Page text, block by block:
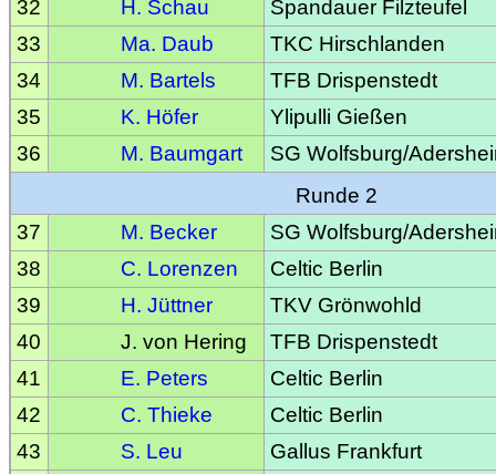
32 H. Schau
Spandauer Filzteufel
33
Ma. Daub
TKC Hirschlanden
34
M. Bartels
TFB Drispenstedt
35
K. Höfer
Ylipulli Gießen
36
M. Baumgart
SG Wolfsburg/
Runde 2
37
M. Becker
SG Wolfsburg/
38
C. Lorenzen
Celtic Berlin
39
H. Jüttner
TKV Grönwohld
40
J. von Hering
TFB Drispenstedt
41
E. Peters
Celtic Berlin
42
C. Thieke
Celtic Berlin
43
S. Leu
Gallus Frankfurt